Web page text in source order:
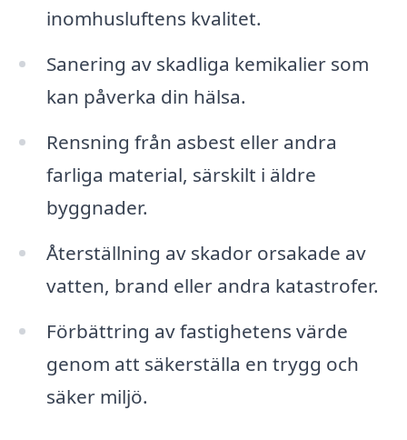
inomhusluftens kvalitet.
Sanering av skadliga kemikalier som
kan påverka din hälsa.
Rensning från asbest eller andra
farliga material, särskilt i äldre
byggnader.
Återställning av skador orsakade av
vatten, brand eller andra katastrofer.
Förbättring av fastighetens värde
genom att säkerställa en trygg och
säker miljö.